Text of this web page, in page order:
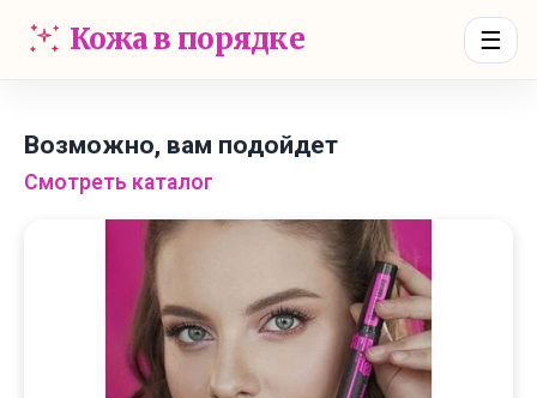
Кожа в порядке ☰
Возможно, вам подойдет
Смотреть каталог